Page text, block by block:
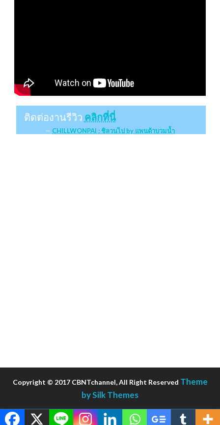
ติดต่องานรีวิว คลิกที่นี่
CHILLWONPAI : ชิลวนไป by แพนด้าบวมน้ำ
Copyright © 2017 CBNTchannel, All Right Reserved Theme
by Silk Themes